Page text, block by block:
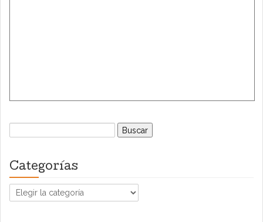
Buscar:
Categorías
Categorías